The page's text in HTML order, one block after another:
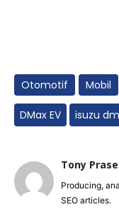
Otomotif Mobil
DMax EV isuzu
Tony
Producing,
SEO articles.